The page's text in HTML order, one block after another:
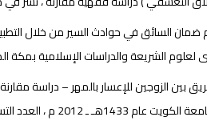
السائق في حوادث السير من خلال
والدراسات الإسلامية بمكة المكرمة عام 1431 هـ 2010 م ،
بين الزوجين للإعسار بالمهر – دراسة
ـ 2012 م ، العدد التسعون .